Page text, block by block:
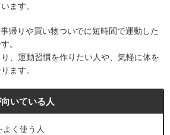
ます。
帰りや買い物ついでに短時間で運動した
。
、運動習慣を作りたい人や、気軽に体を
ます。
いている人
く使う人